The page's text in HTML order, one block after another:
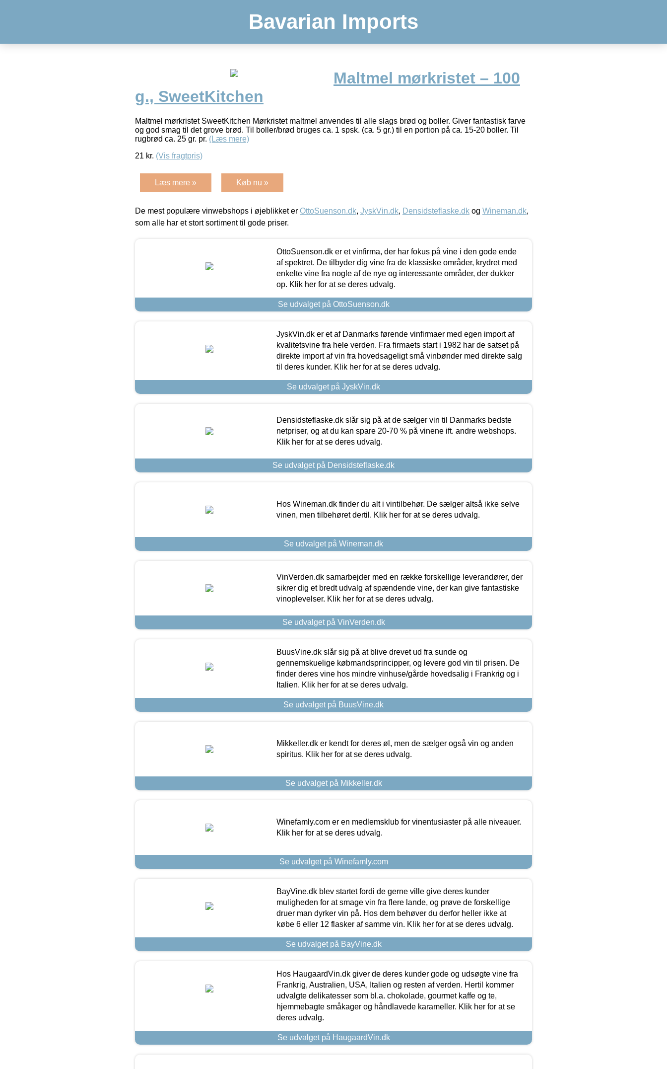
Bavarian Imports
Maltmel mørkristet – 100
g., SweetKitchen
Maltmel mørkristet SweetKitchen Mørkristet maltmel anvendes til alle slags brød og boller. Giver fantastisk farve
og god smag til det grove brød. Til boller/brød bruges ca. 1 spsk. (ca. 5 gr.) til en portion på ca. 15-20 boller. Til
rugbrød ca. 25 gr. pr. (Læs mere)
21 kr. (Vis fragtpris)
Læs mere » Køb nu »
De mest populære vinwebshops i øjeblikket er OttoSuenson.dk, JyskVin.dk, Densidsteflaske.dk og Wineman.dk,
som alle har et stort sortiment til gode priser.
OttoSuenson.dk er et vinfirma, der har fokus på vine i den gode ende
af spektret. De tilbyder dig vine fra de klassiske områder, krydret med
enkelte vine fra nogle af de nye og interessante områder, der dukker
op. Klik her for at se deres udvalg.
Se udvalget på OttoSuenson.dk
JyskVin.dk er et af Danmarks førende vinfirmaer med egen import af
kvalitetsvine fra hele verden. Fra firmaets start i 1982 har de satset på
direkte import af vin fra hovedsageligt små vinbønder med direkte salg
til deres kunder. Klik her for at se deres udvalg.
Se udvalget på JyskVin.dk
Densidsteflaske.dk slår sig på at de sælger vin til Danmarks bedste
netpriser, og at du kan spare 20-70 % på vinene ift. andre webshops.
Klik her for at se deres udvalg.
Se udvalget på Densidsteflaske.dk
Hos Wineman.dk finder du alt i vintilbehør. De sælger altså ikke selve
vinen, men tilbehøret dertil. Klik her for at se deres udvalg.
Se udvalget på Wineman.dk
VinVerden.dk samarbejder med en række forskellige leverandører, der
sikrer dig et bredt udvalg af spændende vine, der kan give fantastiske
vinoplevelser. Klik her for at se deres udvalg.
Se udvalget på VinVerden.dk
BuusVine.dk slår sig på at blive drevet ud fra sunde og
gennemskuelige købmandsprincipper, og levere god vin til prisen. De
finder deres vine hos mindre vinhuse/gårde hovedsalig i Frankrig og i
Italien. Klik her for at se deres udvalg.
Se udvalget på BuusVine.dk
Mikkeller.dk er kendt for deres øl, men de sælger også vin og anden
spiritus. Klik her for at se deres udvalg.
Se udvalget på Mikkeller.dk
Winefamly.com er en medlemsklub for vinentusiaster på alle niveauer.
Klik her for at se deres udvalg.
Se udvalget på Winefamly.com
BayVine.dk blev startet fordi de gerne ville give deres kunder
muligheden for at smage vin fra flere lande, og prøve de forskellige
druer man dyrker vin på. Hos dem behøver du derfor heller ikke at
købe 6 eller 12 flasker af samme vin. Klik her for at se deres udvalg.
Se udvalget på BayVine.dk
Hos HaugaardVin.dk giver de deres kunder gode og udsøgte vine fra
Frankrig, Australien, USA, Italien og resten af verden. Hertil kommer
udvalgte delikatesser som bl.a. chokolade, gourmet kaffe og te,
hjemmebagte småkager og håndlavede karameller. Klik her for at se
deres udvalg.
Se udvalget på HaugaardVin.dk